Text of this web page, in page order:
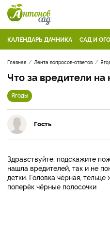
КАЛЕНДАРЬ ДАЧНИКА САД И
Главная Лента вопросов-ответов
Что за вредители
Ягоды
Гость
Здравствуйте, подскажите
нашла вредителей, так и не
детки. Головка чёрная,
поперёк чёрные полосочки